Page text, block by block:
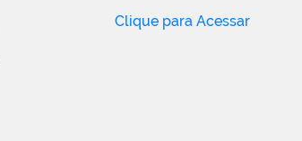
Clique para Acessar